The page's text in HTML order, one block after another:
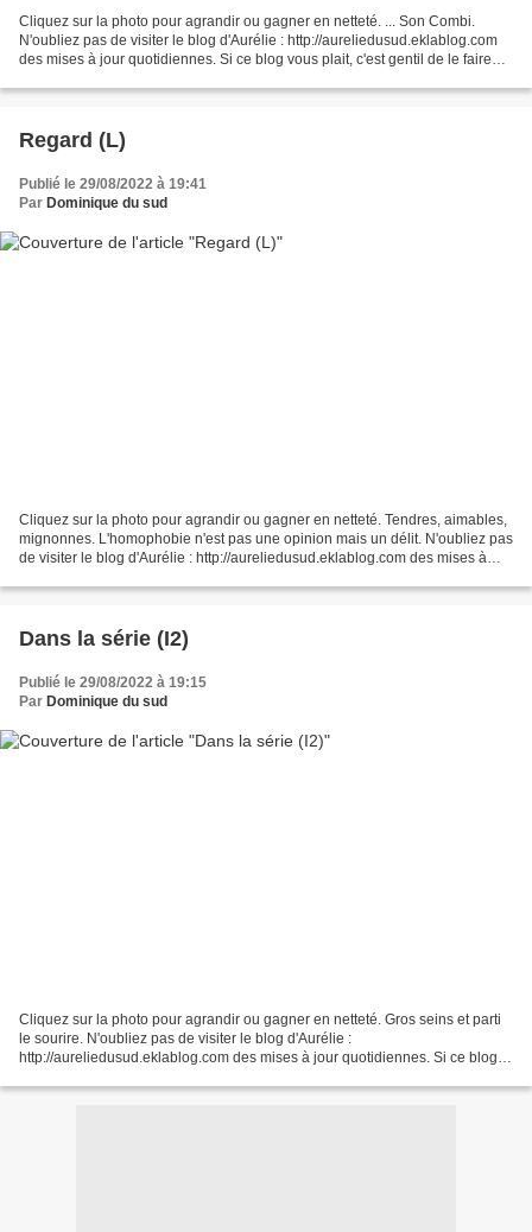
Cliquez sur la photo pour agrandir ou gagner en netteté. ... Son Combi.
N'oubliez pas de visiter le blog d'Aurélie : http://aureliedusud.eklablog.com
des mises à jour quotidiennes. Si ce blog vous plait, c'est gentil de le faire
Regard (L)
Publié le 29/08/2022 à 19:41
Par Dominique du sud
Cliquez sur la photo pour agrandir ou gagner en netteté. Tendres, aimables,
mignonnes. L'homophobie n'est pas une opinion mais un délit. N'oubliez pas
de visiter le blog d'Aurélie : http://aureliedusud.eklablog.com des mises à
Dans la série (I2)
Publié le 29/08/2022 à 19:15
Par Dominique du sud
Cliquez sur la photo pour agrandir ou gagner en netteté. Gros seins et parti
le sourire. N'oubliez pas de visiter le blog d'Aurélie :
http://aureliedusud.eklablog.com des mises à jour quotidiennes. Si ce blog